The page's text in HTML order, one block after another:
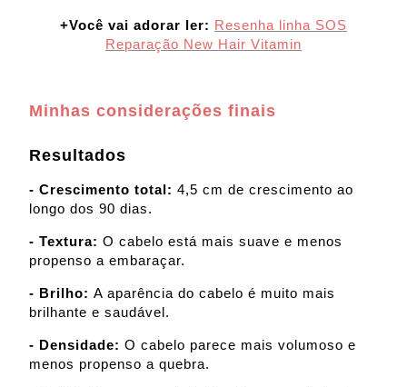
+Você vai adorar ler: Resenha linha SOS
Reparação New Hair Vitamin
Minhas considerações finais
Resultados
- Crescimento total: 4,5 cm de crescimento ao
longo dos 90 dias.
- Textura: O cabelo está mais suave e menos
propenso a embaraçar.
- Brilho: A aparência do cabelo é muito mais
brilhante e saudável.
- Densidade: O cabelo parece mais volumoso e
menos propenso a quebra.